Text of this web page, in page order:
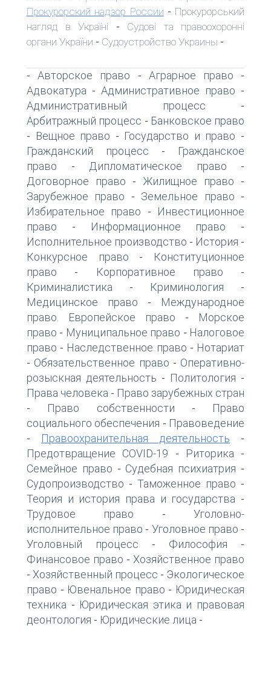
Прокурорский надзор России - Прокурорський
нагляд в Україні - Судові та правоохоронні
органи України - Судоустройство Украины -
-Авторское право - Аграрное право -
Адвокатура - Административное право -
Административный процесс -
Арбитражный процесс - Банковское право
- Вещное право - Государство и право -
Гражданский процесс -
Гражданское
право - Дипломатическое право -
Договорное право - Жилищное право -
Зарубежное право - Земельное право -
Избирательное право -
Инвестиционное
право - Информационное право -
Исполнительное производство - История -
Конкурсное право -
Конституционное
право - Корпоративное право -
Криминалистика - Криминология -
Медицинское право -
Международное
право. Европейское право -
Морское
право - Муниципальное право - Налоговое
право - Наследственное право - Нотариат
- Обязательственное право - Оперативно-
розыскная деятельность - Политология -
Права человека - Право зарубежных стран
- Право собственности -
Право
социального обеспечения - Правоведение
- Правоохранительная деятельность -
Предотвращение COVID-19 - Риторика -
Семейное право - Судебная психиатрия -
Судопроизводство - Таможенное право -
Теория и история права и государства -
Трудовое право -Уголовно-
исполнительное право - Уголовное право -
Уголовный процесс - Философия -
Финансовое право - Хозяйственное право
- Хозяйственный процесс - Экологическое
право - Ювенальное право - Юридическая
техника - Юридическая этика и правовая
деонтология - Юридические лица -